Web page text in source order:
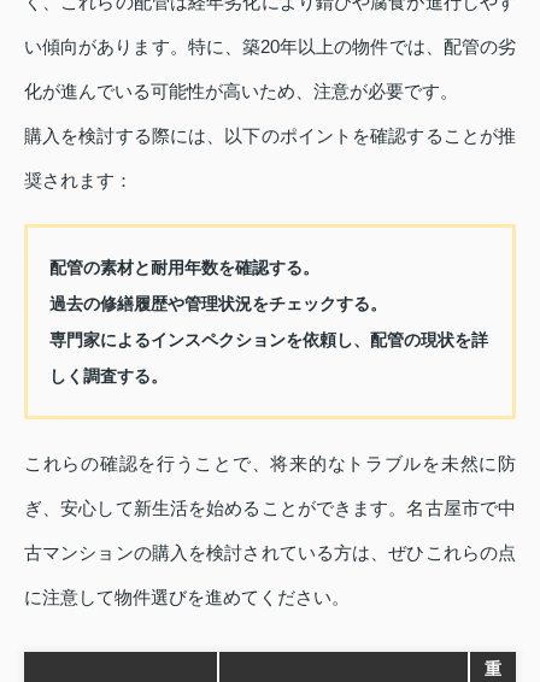
い傾向があります。特に、築20年以上の物件では、配管の劣
化が進んでいる可能性が高いため、注意が必要です。
購入を検討する際には、以下のポイントを確認することが推
奨されます：
配管の素材と耐用年数を確認する。
過去の修繕履歴や管理状況をチェックする。
専門家によるインスペクションを依頼し、配管の現状を詳
しく調査する。
これらの確認を行うことで、将来的なトラブルを未然に防
ぎ、安心して新生活を始めることができます。名古屋市で中
古マンションの購入を検討されている方は、ぜひこれらの点
に注意して物件選びを進めてください。
重